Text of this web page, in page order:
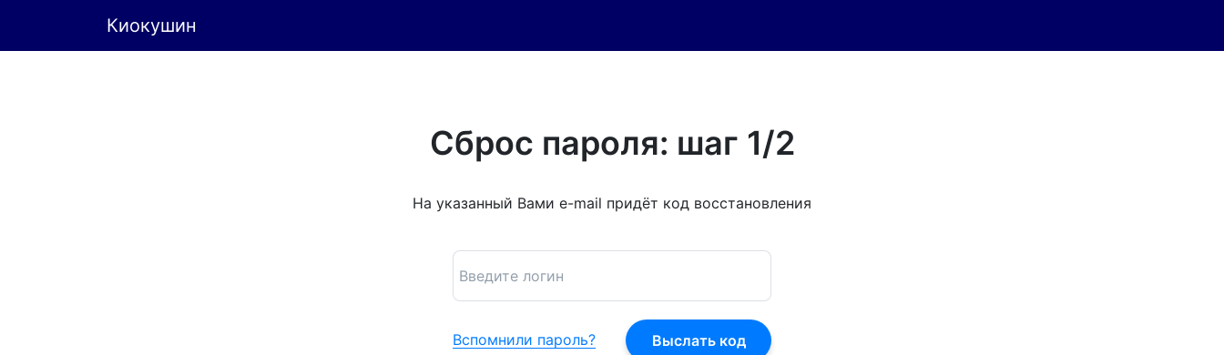
Киокушин
Сброс пароля: шаг 1/2
На указанный Вами e-mail придёт код восстановления
Вспомнили пароль?